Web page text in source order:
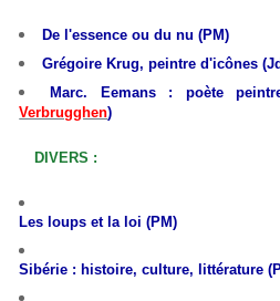
De l'essence ou du nu (PM)
Grégoire Krug, peintre d'icônes
Marc. Eemans : poète
Verbrugghen)
DIVERS :
Les loups et la loi (PM)
Sibérie : histoire, culture, littérature